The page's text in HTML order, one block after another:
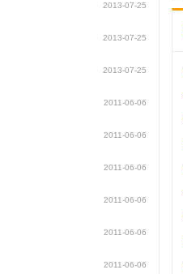
2013-07-25
2013-07-25
2013-07-25
2011-06-06
2011-06-06
2011-06-06
2011-06-06
2011-06-06
2011-06-06